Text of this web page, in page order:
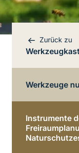
Zurück zu
Werkzeuge
Instrumente